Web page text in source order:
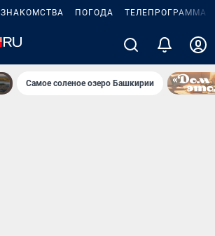
ЗНАКОМСТВА ПОГОДА ТЕЛЕПРОГРАММА
Самое соленое озеро Башкирии